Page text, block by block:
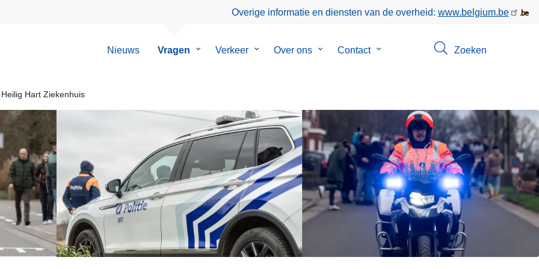
Overige informatie en diensten van de overheid: www.belgium.be
Nieuws Vragen
Submenu
Verkeer
SubmenuOver ons
Submenu
Contact
Submenu
Zoeken
Hart Ziekenhuis